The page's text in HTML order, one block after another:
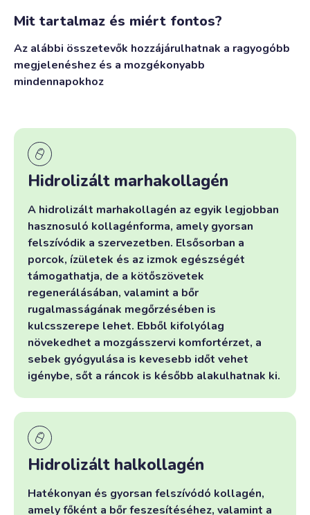
Mit tartalmaz és miért fontos?
Az alábbi összetevők hozzájárulhatnak a ragyogóbb
megjelenéshez és a mozgékonyabb
mindennapokhoz
Hidrolizált marhakollagén
A hidrolizált marhakollagén az egyik legjobban
hasznosuló kollagénforma, amely gyorsan
felszívódik a szervezetben. Elsősorban a
porcok, ízületek és az izmok egészségét
támogathatja, de a kötőszövetek
regenerálásában, valamint a bőr
rugalmasságának megőrzésében is
kulcsszerepe lehet. Ebből kifolyólag
növekedhet a mozgásszervi komfortérzet, a
sebek gyógyulása is kevesebb időt vehet
igénybe, sőt a ráncok is később alakulhatnak ki.
Hidrolizált halkollagén
Hatékonyan és gyorsan felszívódó kollagén,
amely főként a bőr feszesítéséhez, valamint a